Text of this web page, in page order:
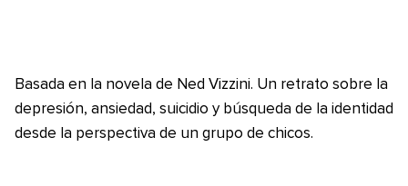
Basada en la novela de Ned Vizzini. Un retrato sobre la
depresión, ansiedad, suicidio y búsqueda de la identidad
desde la perspectiva de un grupo de chicos.